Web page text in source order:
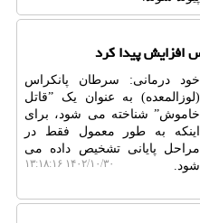
خود درمانی: سرطان پانکراس
(لوزالمعده) به عنوان یک ˮقاتل
خاموشˮ شناخته می شود، برای
اینکه به طور معمول فقط در
مراحل پایانی تشخیص داده می
شود.
۱۴۰۲/۱۰/۳۰ ۱۳:۱۸:۱۶